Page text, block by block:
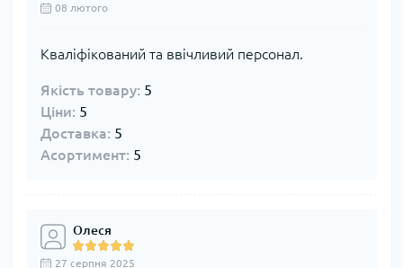
08 лютого
Кваліфікований та ввічливий персонал.
Якість товару: 5
Ціни: 5
Доставка: 5
Асортимент: 5
Олеся
27 серпня 2025